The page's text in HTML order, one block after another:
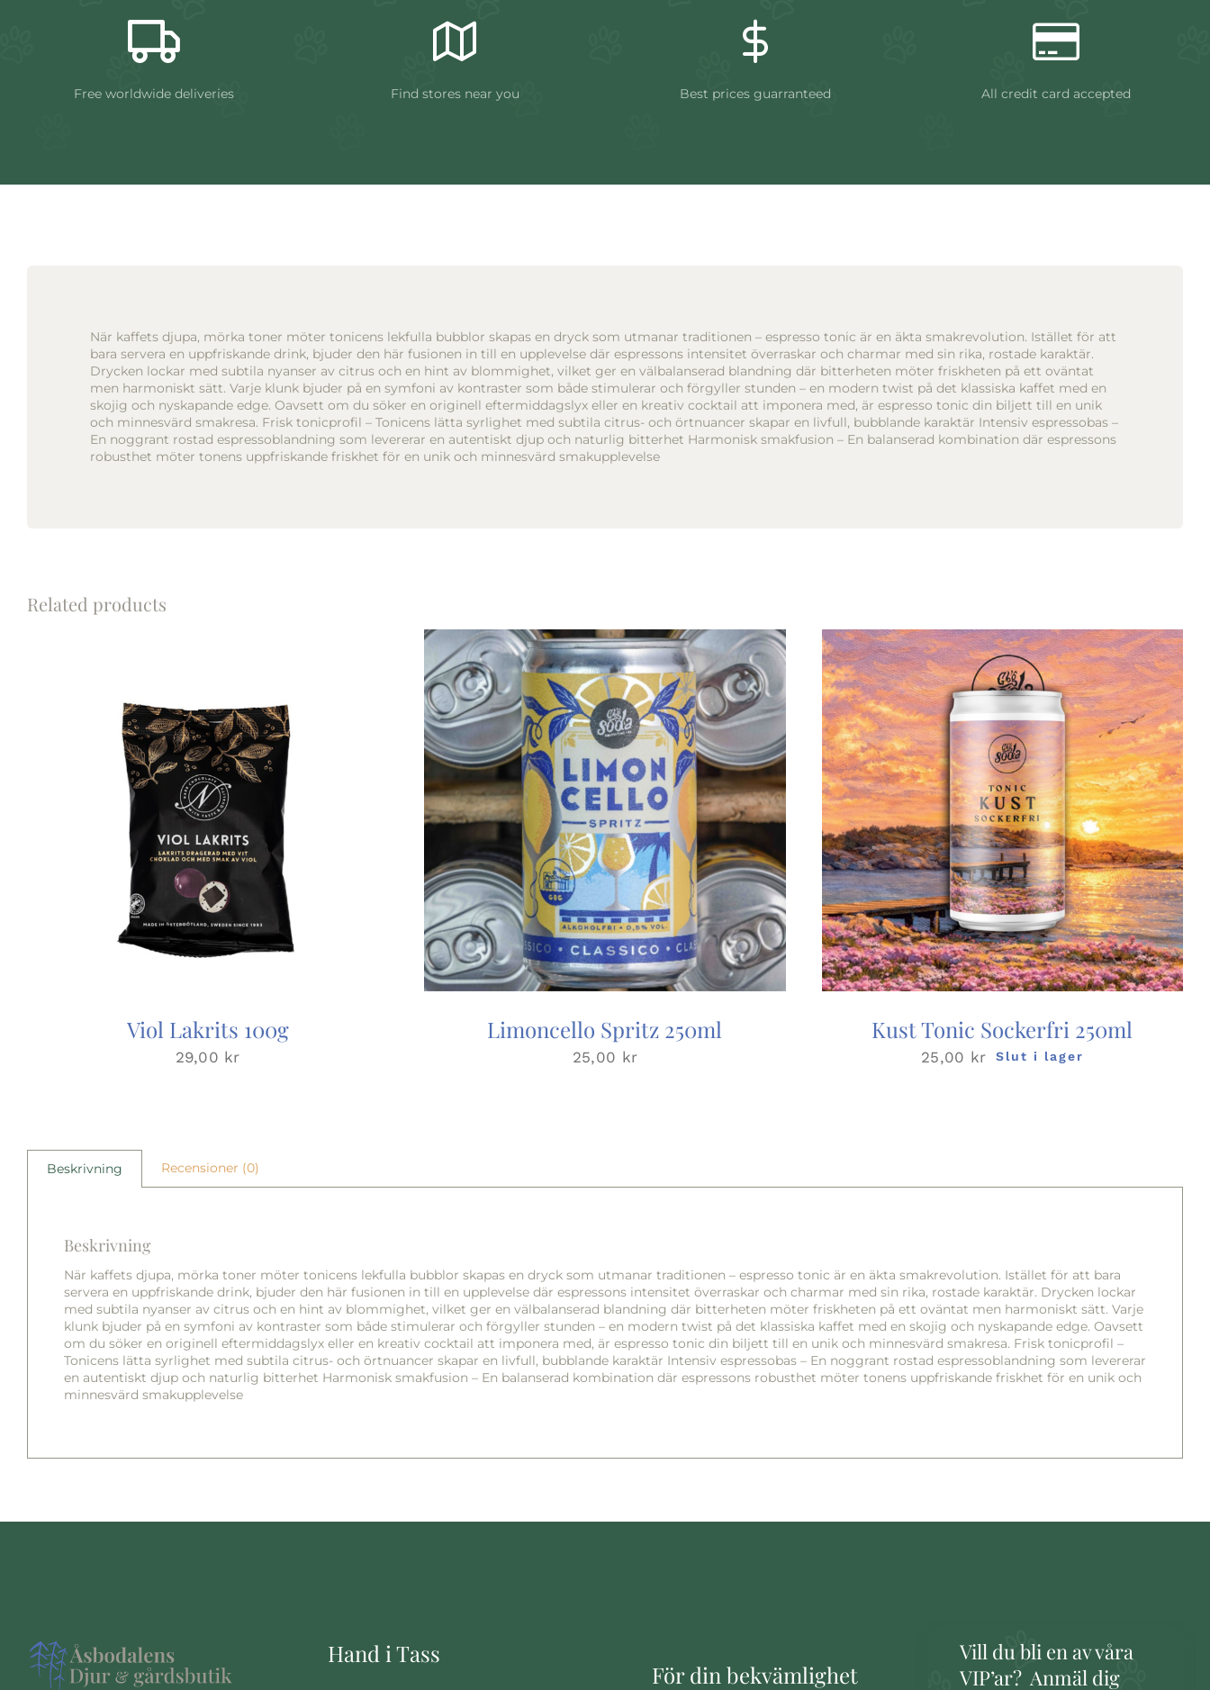
Free worldwide deliveries Find stores near you Best prices guarranteed All credit card accepted
När kaffets djupa, mörka toner möter tonicens lekfulla bubblor skapas en dryck som utmanar traditionen – espresso tonic är en äkta smakrevolution. Istället för att
bara servera en uppfriskande drink, bjuder den här fusionen in till en upplevelse där espressons intensitet överraskar och charmar med sin rika, rostade karaktär.
Drycken lockar med subtila nyanser av citrus och en hint av blommighet, vilket ger en välbalanserad blandning där bitterheten möter friskheten på ett oväntat
men harmoniskt sätt. Varje klunk bjuder på en symfoni av kontraster som både stimulerar och förgyller stunden – en modern twist på det klassiska kaffet med en
skojig och nyskapande edge. Oavsett om du söker en originell eftermiddagslyx eller en kreativ cocktail att imponera med, är espresso tonic din biljett till en unik
och minnesvärd smakresa. Frisk tonicprofil – Tonicens lätta syrlighet med subtila citrus- och örtnuancer skapar en livfull, bubblande karaktär Intensiv espressobas –
En noggrant rostad espressoblandning som levererar en autentiskt djup och naturlig bitterhet Harmonisk smakfusion – En balanserad kombination där espressons
robusthet möter tonens uppfriskande friskhet för en unik och minnesvärd smakupplevelse
Related products
Viol Lakrits 100g
29,00 kr
Limoncello Spritz 250ml
25,00 kr
Kust Tonic Sockerfri 250ml
25,00 kr Slut i lager
Beskrivning Recensioner (0)
Beskrivning
När kaffets djupa, mörka toner möter tonicens lekfulla bubblor skapas en dryck som utmanar traditionen – espresso tonic är en äkta smakrevolution. Istället för att bara
servera en uppfriskande drink, bjuder den här fusionen in till en upplevelse där espressons intensitet överraskar och charmar med sin rika, rostade karaktär. Drycken lockar
med subtila nyanser av citrus och en hint av blommighet, vilket ger en välbalanserad blandning där bitterheten möter friskheten på ett oväntat men harmoniskt sätt. Varje
klunk bjuder på en symfoni av kontraster som både stimulerar och förgyller stunden – en modern twist på det klassiska kaffet med en skojig och nyskapande edge. Oavsett
om du söker en originell eftermiddagslyx eller en kreativ cocktail att imponera med, är espresso tonic din biljett till en unik och minnesvärd smakresa. Frisk tonicprofil –
Tonicens lätta syrlighet med subtila citrus- och örtnuancer skapar en livfull, bubblande karaktär Intensiv espressobas – En noggrant rostad espressoblandning som levererar
en autentiskt djup och naturlig bitterhet Harmonisk smakfusion – En balanserad kombination där espressons robusthet möter tonens uppfriskande friskhet för en unik och
minnesvärd smakupplevelse
Hand i Tass
För din bekvämlighet
Vill du bli en av våra
VIP’ar? Anmäl dig